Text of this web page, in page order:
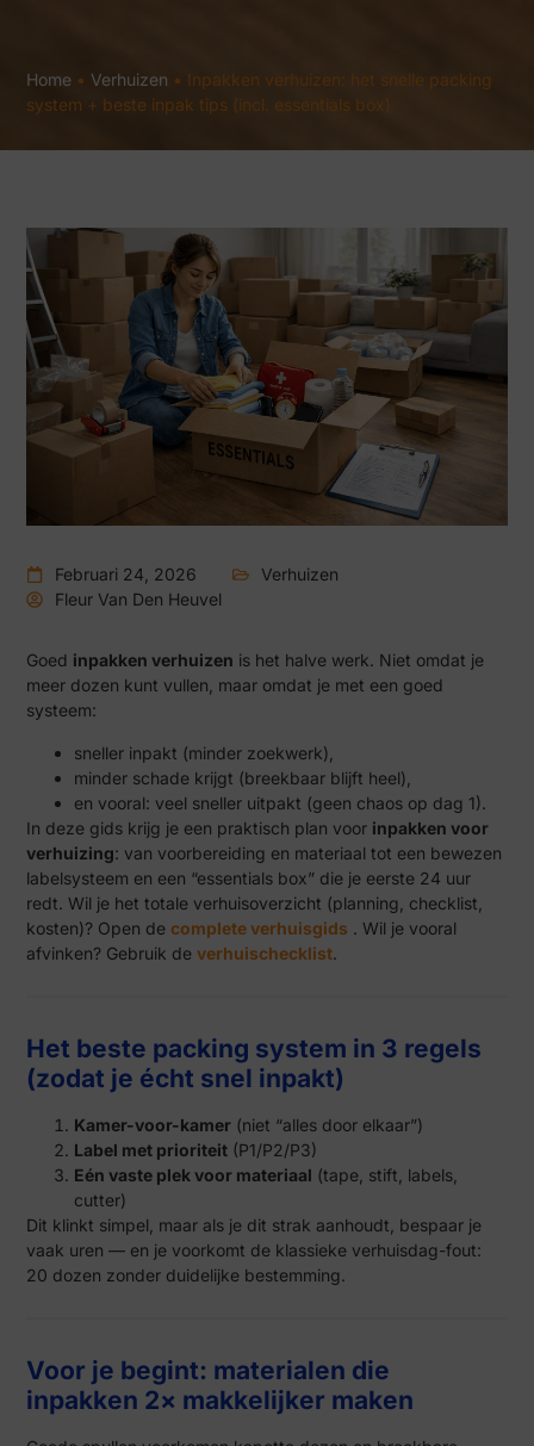
Home •Verhuizen • Inpakken verhuizen: het snelle packing
system + beste inpak tips (incl. essentials box)
Februari 24, 2026
Verhuizen
Fleur Van Den Heuvel
Goed inpakken verhuizen is het halve werk. Niet omdat je
meer dozen kunt vullen, maar omdat je met een goed
systeem:
sneller inpakt (minder zoekwerk),
minder schade krijgt (breekbaar blijft heel),
en vooral: veel sneller uitpakt (geen chaos op dag 1).
In deze gids krijg je een praktisch plan voor inpakken voor
verhuizing: van voorbereiding en materiaal tot een bewezen
labelsysteem en een “essentials box” die je eerste 24 uur
redt. Wil je het totale verhuisoverzicht (planning, checklist,
kosten)? Open decomplete verhuisgids . Wil je vooral
afvinken? Gebruik deverhuischecklist.
Het beste packing system in 3 regels
(zodat je écht snel inpakt)
Kamer-voor-kamer (niet “alles door elkaar”)
Label met prioriteit (P1/P2/P3)
Eén vaste plek voor materiaal (tape, stift, labels,
cutter)
Dit klinkt simpel, maar als je dit strak aanhoudt, bespaar je
vaak uren — en je voorkomt de klassieke verhuisdag-fout:
20 dozen zonder duidelijke bestemming.
Voor je begint: materialen die
inpakken 2× makkelijker maken